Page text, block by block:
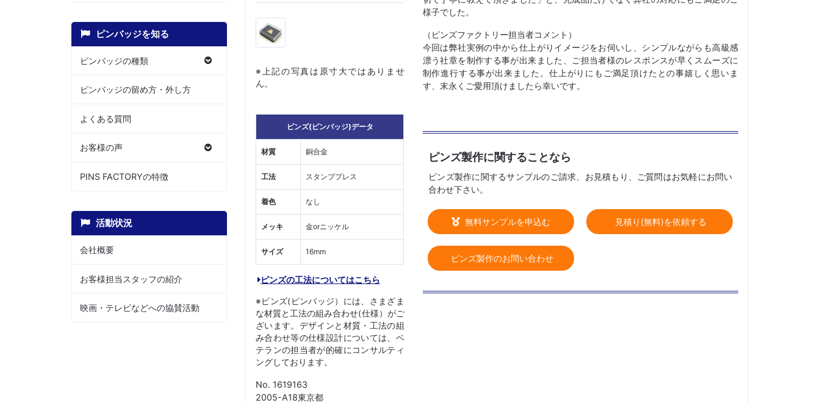
ピンバッジを知る
ピンバッジの種類
ピンバッジの留め方・外し方
よくある質問
お客様の声
PINS FACTORYの特徴
活動状況
会社概要
お客様担当スタッフの紹介
映画・テレビなどへの協賛活動
※上記の写真は原寸大ではありませ
ん。
ピンズ(ピンバッジ)データ
材質 銅合金
工法 スタンププレス
着色 なし
メッキ 金orニッケル
サイズ 16mm
ピンズの工法についてはこちら
※ピンズ(ピンバッジ）には、さまざま
な材質と工法の組み合わせ(仕様）がご
ざいます。デザインと材質・工法の組
み合わせ等の仕様設計については、ベ
テランの担当者が的確にコンサルティ
ングしております。
No. 1619163
2005-A18東京都
様子でした。
（ピンズファクトリー担当者コメント）
今回は弊社実例の中から仕上がりイメージをお伺いし、シンプルながらも高級感
漂う社章を制作する事が出来ました、ご担当者様のレスポンスが早くスムーズに
制作進行する事が出来ました。仕上がりにもご満足頂けたとの事嬉しく思いま
す、末永くご愛用頂けましたら幸いです。
ピンズ製作に関することなら
ピンズ製作に関するサンプルのご請求、お見積もり、ご質問はお気軽にお問い
合わせ下さい。
無料サンプルを申込む 見積り(無料)を依頼する
ピンズ製作のお問い合わせ